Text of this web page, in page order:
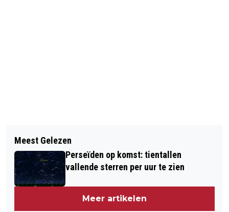
DODEN NA INSTORTEN GEBOUW
EGYPTE
RELLEN FERGUSON 'HEFTIGER' DAN IN
AUGUSTUS
Meest Gelezen
Perseïden op komst: tientallen
vallende sterren per uur te zien
Meer artikelen